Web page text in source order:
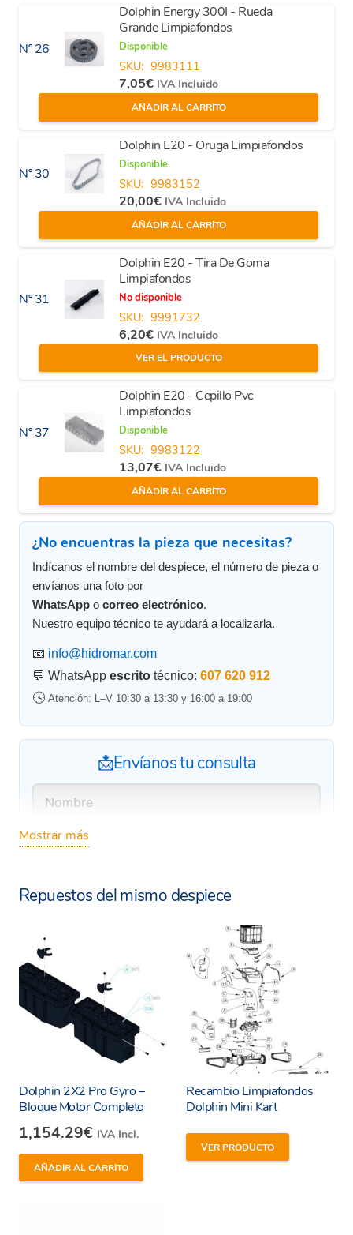
Nº 26
Dolphin Energy 300I - Rueda
Grande Limpiafondos
Disponible
SKU: 9983111
7,05€ IVA Incluido
AÑADIR AL CARRITO
Nº 30
Dolphin E20 - Oruga Limpiafondos
Disponible
SKU: 9983152
20,00€ IVA Incluido
AÑADIR AL CARRITO
Nº 31
Dolphin E20 - Tira De Goma
Limpiafondos
No disponible
SKU: 9991732
6,20€ IVA Incluido
VER EL PRODUCTO
Nº 37
Dolphin E20 - Cepillo Pvc
Limpiafondos
Disponible
SKU: 9983122
13,07€ IVA Incluido
AÑADIR AL CARRITO
¿No encuentras la pieza que necesitas?
Indícanos el nombre del despiece, el número de pieza o
envíanos una foto por
WhatsApp o correo electrónico.
Nuestro equipo técnico te ayudará a localizarla.
📧 info@hidromar.com
💬 WhatsApp escrito técnico: 607 620 912
🕓 Atención: L–V 10:30 a 13:30 y 16:00 a 19:00
📩Envíanos tu consulta
Mostrar más
Repuestos del mismo despiece
Dolphin 2X2 Pro Gyro –
Bloque Motor Completo
1,154.29€ IVA Incl.
AÑADIR AL CARRITO
Recambio Limpiafondos
Dolphin Mini Kart
VER PRODUCTO